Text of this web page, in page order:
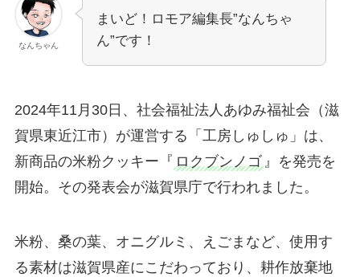
なんちゃん
まいど！ロモア編集長”なんちゃ
ん”です！
2024年11月30日、社会福祉法人あゆみ福祉会（滋
賀県東近江市）が運営する「工房しゅしゅ」は、
新商品の米粉クッキー『 ロクブンノゴ 』を発売を
開始。その発表会が滋賀県庁で行われました。
米粉、桑の葉、オニグルミ、えごまなど、使用す
る素材は滋賀県産にこだわっており、耕作放棄地